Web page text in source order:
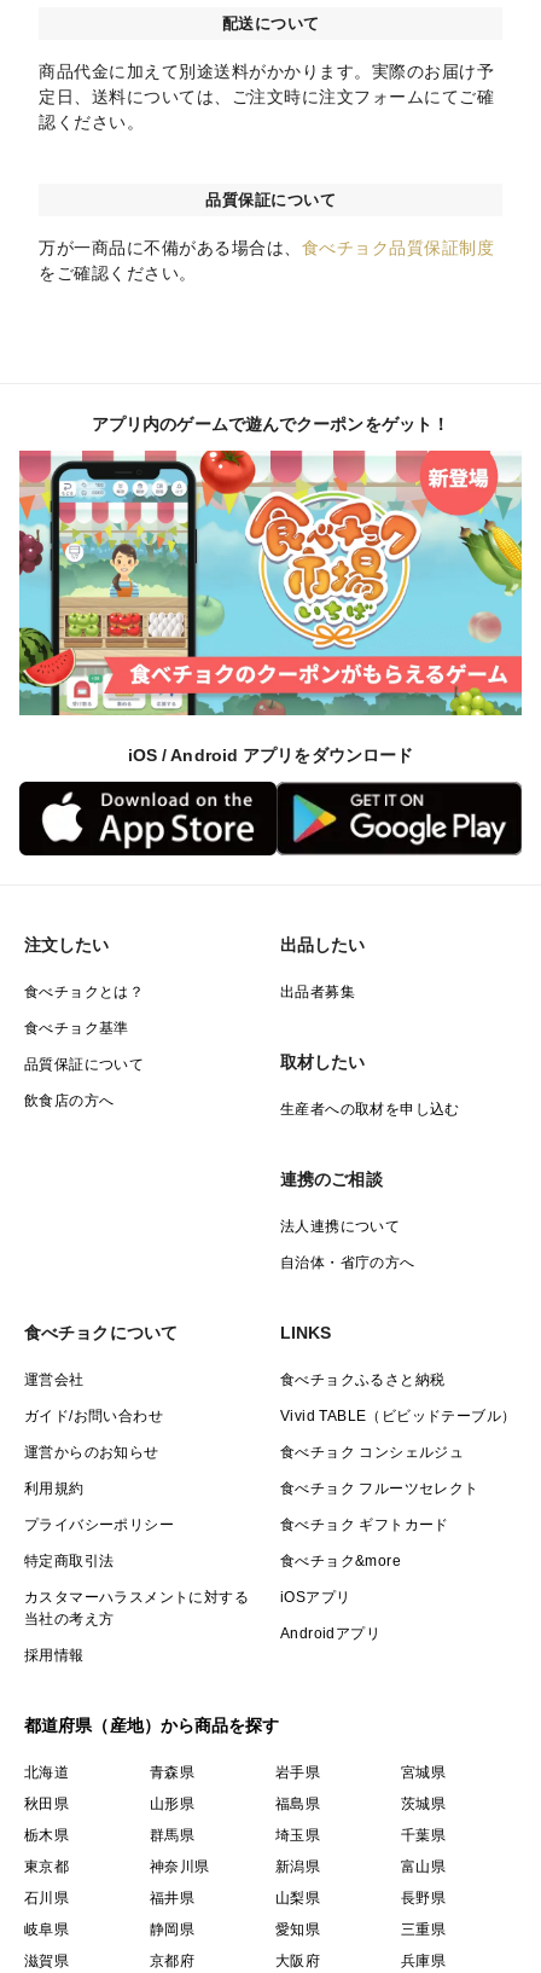
配送について
商品代金に加えて別途送料がかかります。実際のお届け予
定日、送料については、ご注文時に注文フォームにてご確
認ください。
品質保証について
万が一商品に不備がある場合は、 食べチョク品質保証制度
をご確認ください。
アプリ内のゲームで遊んでクーポンをゲット！
iOS / Android アプリをダウンロード
注文したい
食べチョクとは？
食べチョク基準
品質保証について
飲食店の方へ
出品したい
出品者募集
取材したい
生産者への取材を申し込む
連携のご相談
法人連携について
自治体・省庁の方へ
食べチョクについて
運営会社
ガイド/お問い合わせ
運営からのお知らせ
利用規約
プライバシーポリシー
特定商取引法
カスタマーハラスメントに対する
当社の考え方
採用情報
LINKS
食べチョクふるさと納税
Vivid TABLE（ビビッドテーブル）
食べチョク コンシェルジュ
食べチョク フルーツセレクト
食べチョク ギフトカード
食べチョク&more
iOSアプリ
Androidアプリ
都道府県（産地）から商品を探す
北海道 青森県 岩手県
宮城県
秋田県
山形県 福島県
茨城県
栃木県
群馬県 埼玉県
千葉県
東京都
神奈川県 新潟県
富山県
石川県
福井県 山梨県
長野県
岐阜県
静岡県 愛知県
三重県
滋賀県
京都府 大阪府 兵庫県